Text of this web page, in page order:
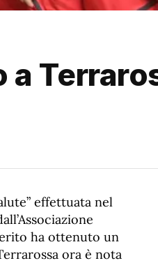
effettuata nel
ha ottenuto un
ora è nota